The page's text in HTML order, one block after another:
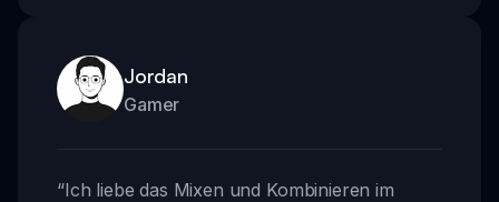
Jordan
Gamer
“Ich liebe das Mixen und Kombinieren im